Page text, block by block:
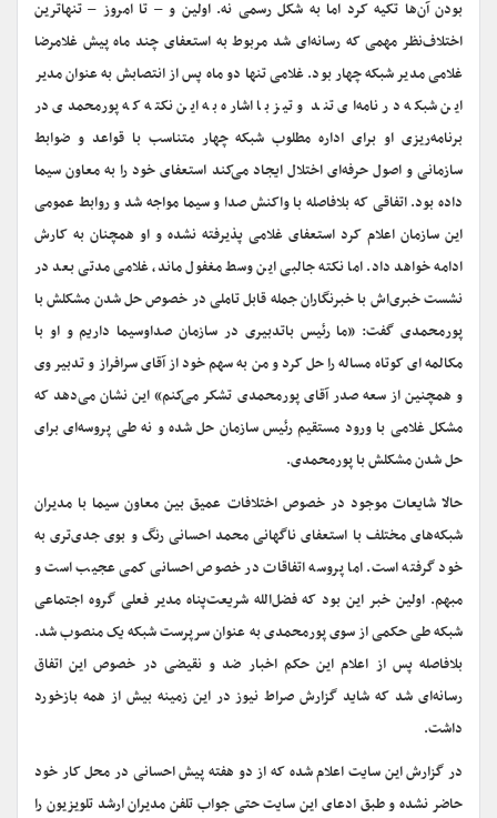
بودن آن‌ها تکیه کرد اما به شکل رسمی نه. اولین و – تا امروز – تنهاترین
اختلاف‌نظر مهمی که رسانه‌ای شد مربوط به استعفای چند ماه پیش غلامرضا
غلامی مدیر شبکه چهار بود. غلامی تنها دو ماه پس از انتصابش به عنوان مدیر
این شبکه در نامه‌ای تند و تیز با اشاره به این نکته که پورمحمدی در
برنامه‌ریزی او برای اداره مطلوب شبکه چهار متناسب با قواعد و ضوابط
سازمانی و اصول حرفه‌ای اختلال ایجاد می‌کند استعفای خود را به معاون سیما
داده بود. اتفاقی که بلافاصله با واکنش صدا و سیما مواجه شد و روابط عمومی
این سازمان اعلام کرد استعفای غلامی پذیرفته نشده و او همچنان به کارش
ادامه خواهد داد. اما نکته جالبی این وسط مغفول ماند، غلامی مدتی بعد در
نشست خبری‌اش با خبرنگاران جمله قابل تاملی در خصوص حل شدن مشکلش با
پورمحمدی گفت: «ما رئیس باتدبیری در سازمان صداوسیما داریم و او با
مکالمه ای کوتاه مساله را حل کرد و من به سهم خود از آقای سرافراز و تدبیر وی
و همچنین از سعه صدر آقای پورمحمدی تشکر می‌کنم» این نشان می‌دهد که
مشکل غلامی با ورود مستقیم رئیس سازمان حل شده و نه طی پروسه‌ای برای
حل شدن مشکلش با پورمحمدی.
حالا شایعات موجود در خصوص اختلافات عمیق بین معاون سیما با مدیران
شبکه‌های مختلف با استعفای ناگهانی محمد احسانی رنگ و بوی جدی‌تری به
خود گرفته است. اما پروسه اتفاقات در خصوص احسانی کمی عجیب است و
مبهم. اولین خبر این بود که فضل‌الله شریعت‌پناه مدیر فعلی گروه اجتماعی
شبکه طی حکمی از سوی پورمحمدی به عنوان سرپرست شبکه یک منصوب شد.
بلافاصله پس از اعلام این حکم اخبار ضد و نقیضی در خصوص این اتفاق
رسانه‌ای شد که شاید گزارش صراط نیوز در این زمینه بیش از همه بازخورد
داشت.
در گزارش این سایت اعلام شده که از دو هفته پیش احسانی در محل کار خود
حاضر نشده و طبق ادعای این سایت حتی جواب تلفن مدیران ارشد تلویزیون را